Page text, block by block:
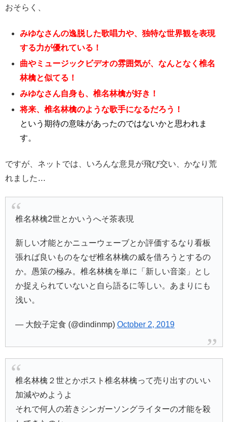
おそらく、
みゆなさんの逸脱した歌唱力や、独特な世界観を表現
する力が優れている！
曲やミュージックビデオの雰囲気が、なんとなく椎名
林檎と似てる！
みゆなさん自身も、椎名林檎が好き！
将来、椎名林檎のような歌手になるだろう！
という期待の意味があったのではないかと思われま
す。
ですが、ネットでは、いろんな意見が飛び交い、かなり荒
れました…
椎名林檎2世とかいうへそ茶表現
新しい才能とかニューウェーブとか評価するなり看板
張れば良いものをなぜ椎名林檎の威を借ろうとするの
か。愚策の極み。椎名林檎を単に「新しい音楽」とし
か捉えられていないと自ら語るに等しい。あまりにも
浅い。
— 大餃子定食 (@dindinmp)October 2, 2019
椎名林檎２世とかポスト椎名林檎って売り出すのいい
加減やめようよ
それで何人の若きシンガーソングライターの才能を殺